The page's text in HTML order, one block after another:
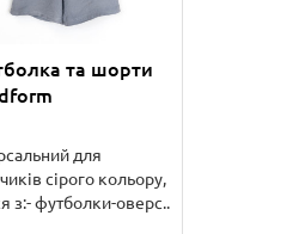
та шорти
для
сірого кольору,
з:- футболки-оверс..